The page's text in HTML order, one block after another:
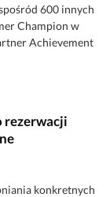
600 innych
Champion w
Achievement
rezerwacji
konkretnych